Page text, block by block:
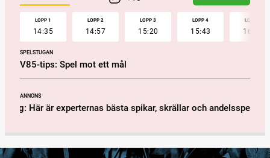
LOPP 1
14:35
LOPP 2
14:57
LOPP 3
15:20
LOPP 4
15:43
LOPP 5
16:10
SPELSTUGAN
V85-tips: Spel mot ett mål
ANNONS
Här är experternas bästa spikar, skrällar och andelsspel!